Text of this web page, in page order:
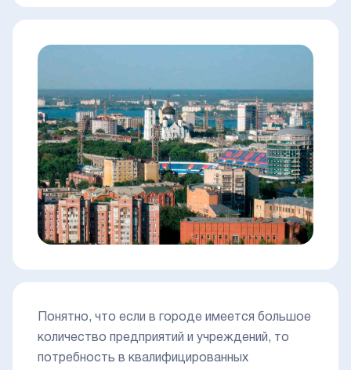
Понятно, что если в городе имеется большое
количество предприятий и учреждений, то
потребность в квалифицированных